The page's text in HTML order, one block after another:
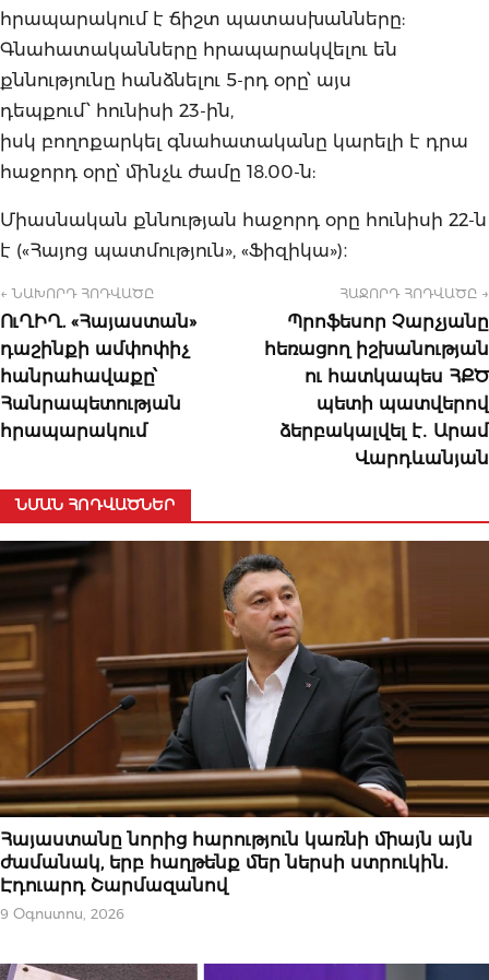
հրապարակում է ճիշտ պատասխանները:
Գնահատականները հրապարակվելու են
քննությունը հանձնելու 5-րդ օրը՝ այս
դեպքում՝ հունիսի 23-ին,
իսկ բողոքարկել գնահատականը կարելի է դրա
հաջորդ օրը՝ մինչև ժամը 18.00-ն:
Միասնական քննության հաջորդ օրը հունիսի 22-ն
է («Հայոց պատմություն», «Ֆիզիկա»)։
← ՆԱԽՈՐԴ ՀՈԴՎԱԾԸ
ՈւՂԻՂ. «Հայաստան»
դաշինքի ամփոփիչ
հանրահավաքը՝
Հանրապետության
հրապարակում
ՀԱՋՈՐԴ ՀՈԴՎԱԾԸ →
Պրոֆեսոր Չարչյանը
հեռացող իշխանության
ու հատկապես ՀՔԾ
պետի պատվերով
ձերբակալվել է․ Արամ
Վարդևանյան
ՆՄԱՆ ՀՈԴՎԱԾՆԵՐ
ՆՈՐՈՒԹՅՈՒՆՆԵՐ
Հայաստանը նորից հարություն կառնի միայն այն
ժամանակ, երբ հաղթենք մեր ներսի ստրուկին.
Էդուարդ Շարմազանով
9 Օգոստոս, 2026